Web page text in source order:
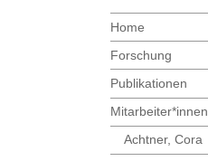
Home
Forschung
Publikationen
Mitarbeiter*innen
Achtner, Cora